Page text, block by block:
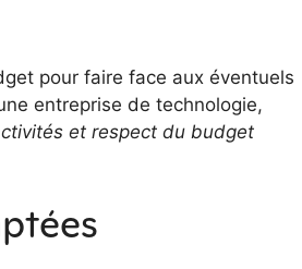
pour faire face aux éventuels
entreprise de technologie,
et respect du budget